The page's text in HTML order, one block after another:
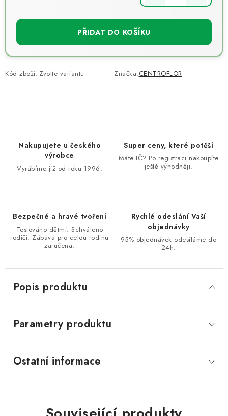
PŘIDAT DO KOŠÍKU
Kód zboží: Zvolte variantu Značka:CENTROFLOR
Nakupujete u českého
výrobce
Vyrábíme již od roku 1996.
Super ceny, které potěší
Máte IČ? Po registraci nakoupíte
ještě výhodněji.
Bezpečné a hravé tvoření
Testováno dětmi. Schváleno
rodiči. Zábava pro celou rodinu
zaručena.
Rychlé odeslání Vaší
objednávky
95% objednávek odesíláme do
24h.
Popis produktu
Parametry produktu
Ostatní informace